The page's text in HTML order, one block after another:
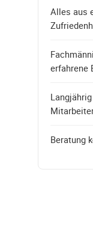
Alles aus
erfahrene
Beratung